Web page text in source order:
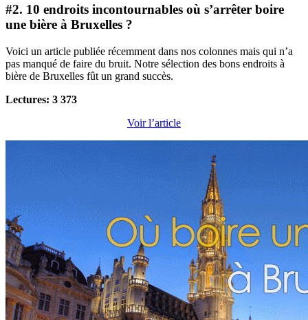
#2. 10 endroits incontournables où s’arrêter boire
une bière à Bruxelles ?
Voici un article publiée récemment dans nos colonnes mais qui n’a
pas manqué de faire du bruit. Notre sélection des bons endroits à
bière de Bruxelles fût un grand succès.
Lectures: 3 373
Voir l’article